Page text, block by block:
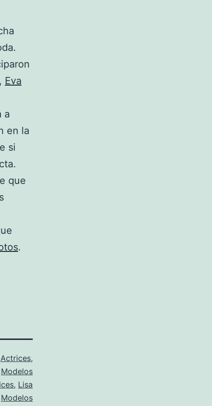
Eva
a
en la
si
que
.
Actrices,
Modelos
, Lisa
Modelos